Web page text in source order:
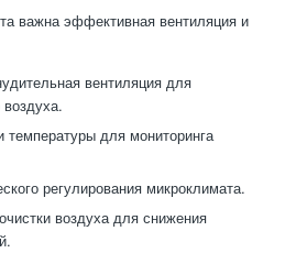
важна эффективная вентиляция и
вентиляция для
температуры для мониторинга
регулирования микроклимата.
воздуха для снижения